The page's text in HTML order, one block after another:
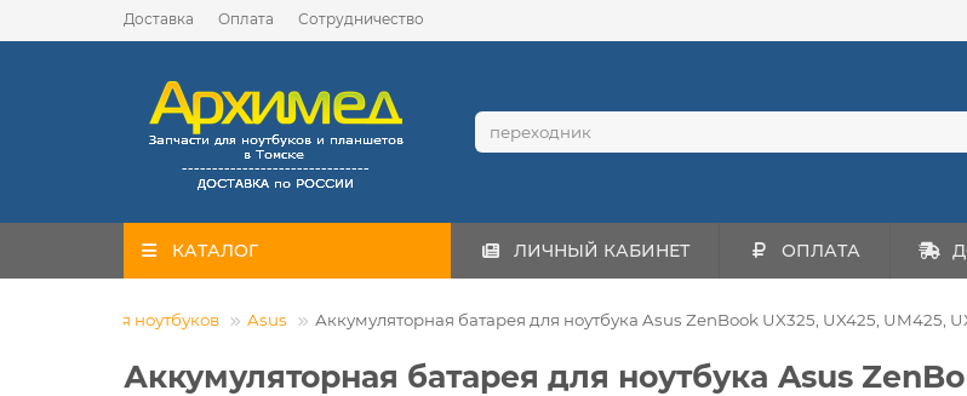
Доставка Оплата Сотрудничество
КАТАЛОГ ЛИЧНЫЙ КАБИНЕТ ОПЛАТА
для ноутбуков Asus Аккумуляторная батарея для ноутбукa Asus ZenBook UX325, UX425, UM425,
Аккумуляторная батарея для ноутбукa Asus